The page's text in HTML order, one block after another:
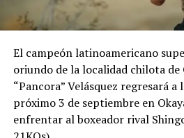
El campeón latinoamericano
oriundo de la localidad chilota de
“Pancora” Velásquez regresará
próximo 3 de septiembre en
enfrentar al boxeador rival